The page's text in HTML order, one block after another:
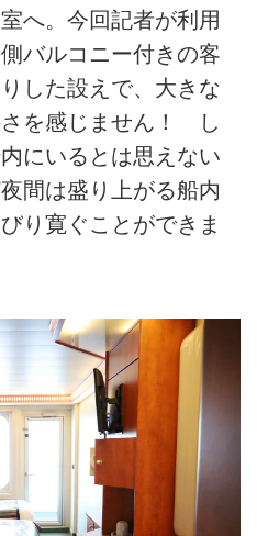
へ。今回記者が利用
バルコニー付きの客
した設えで、大きな
を感じません！ し
にいるとは思えない
間は盛り上がる船内
り寛ぐことができま